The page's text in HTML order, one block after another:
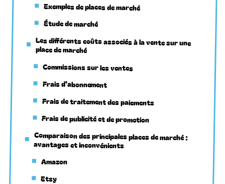
Exemples de places de marché
Étude de marché
Les différents coûts associés à la vente sur une
place de marché
Commissions sur les ventes
Frais d’abonnement
Frais de traitement des paiements
Frais de publicité et de promotion
Comparaison des principales places de marché :
avantages et inconvénients
Amazon
Etsy